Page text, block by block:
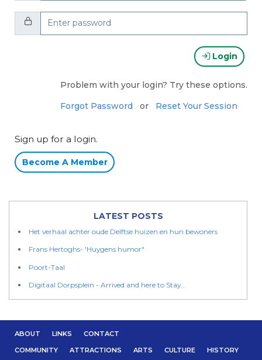
Password:
Login
Problem with your login? Try these options.
Forgot Password or Reset Your Session
Sign up for a login.
Become A Member
LATEST POSTS
Het verhaal achter oude Delftse huizen en hun bewoners
Frans Hertoghs- 'Huygens humor "
Poort-Taal
Digitaal Dorpsplein - Arrived and here to Stay...
ABOUT LINKS
CONTACT
COMMUNITY
ATTRACTIONS ARTS CULTURE HISTORY